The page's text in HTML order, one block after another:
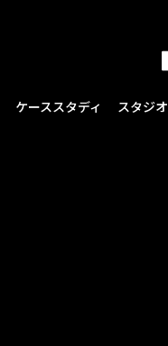
ケーススタディ スタジオ